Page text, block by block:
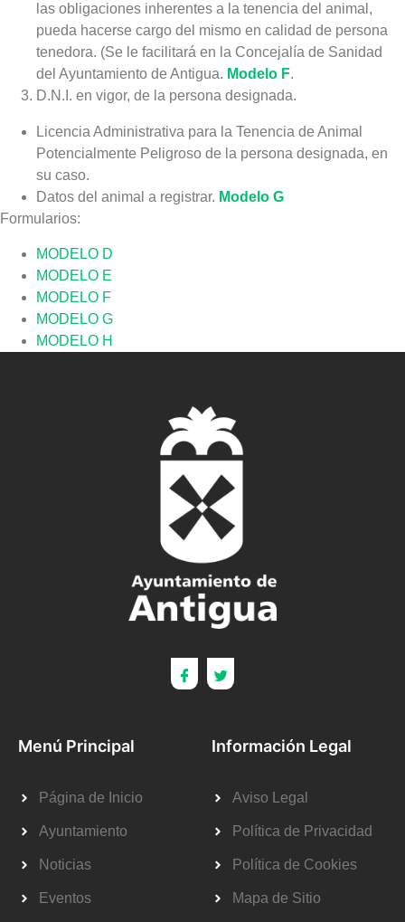
las obligaciones inherentes a la tenencia del animal,
pueda hacerse cargo del mismo en calidad de persona
tenedora. (Se le facilitará en la Concejalía de Sanidad
del Ayuntamiento de Antigua. Modelo F.
D.N.I. en vigor, de la persona designada.
Licencia Administrativa para la Tenencia de Animal
Potencialmente Peligroso de la persona designada, en
su caso.
Datos del animal a registrar. Modelo G
Formularios:
MODELO D
MODELO E
MODELO F
MODELO G
MODELO H
Menú Principal
Página de Inicio
Ayuntamiento
Noticias
Eventos
Información Legal
Aviso Legal
Política de Privacidad
Política de Cookies
Mapa de Sitio